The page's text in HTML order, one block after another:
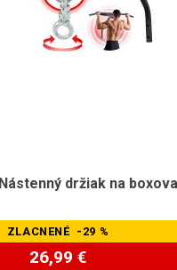
držiak na
ZLACNENÉ -29 %
26,99 €